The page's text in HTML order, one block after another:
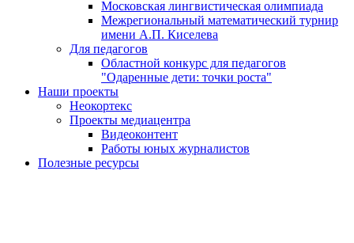
Московская лингвистическая олимпиада
Межрегиональный математический турнир
имени А.П. Киселева
Для педагогов
Областной конкурс для педагогов
"Одаренные дети: точки роста"
Наши проекты
Неокортекс
Проекты медиацентра
Видеоконтент
Работы юных журналистов
Полезные ресурсы